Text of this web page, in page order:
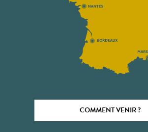
COMMENT VENIR ?